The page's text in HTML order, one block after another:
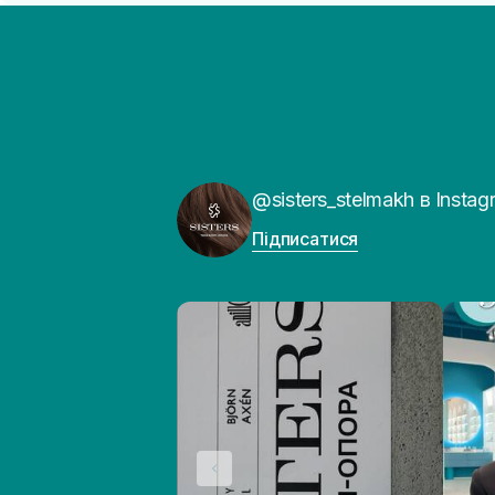
@sisters_stelmakh в
Підписатися